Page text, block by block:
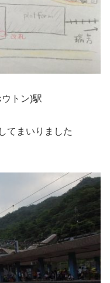
トン)駅
てまいりました